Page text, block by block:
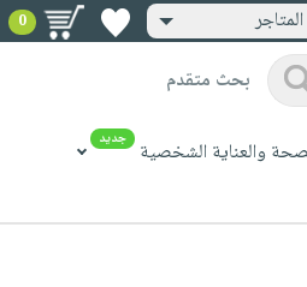
0
بحث متقدم
والعناية الشخصية جديد